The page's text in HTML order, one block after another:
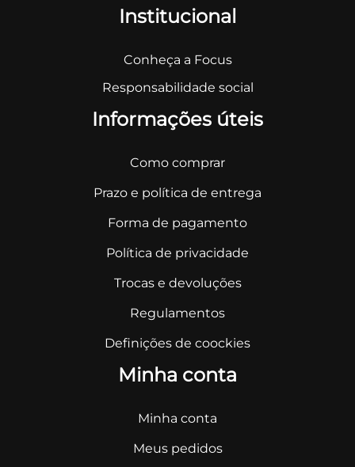
Institucional
Conheça a Focus
Responsabilidade social
Informações úteis
Como comprar
Prazo e política de entrega
Forma de pagamento
Política de privacidade
Trocas e devoluções
Regulamentos
Definições de coockies
Minha conta
Minha conta
Meus pedidos